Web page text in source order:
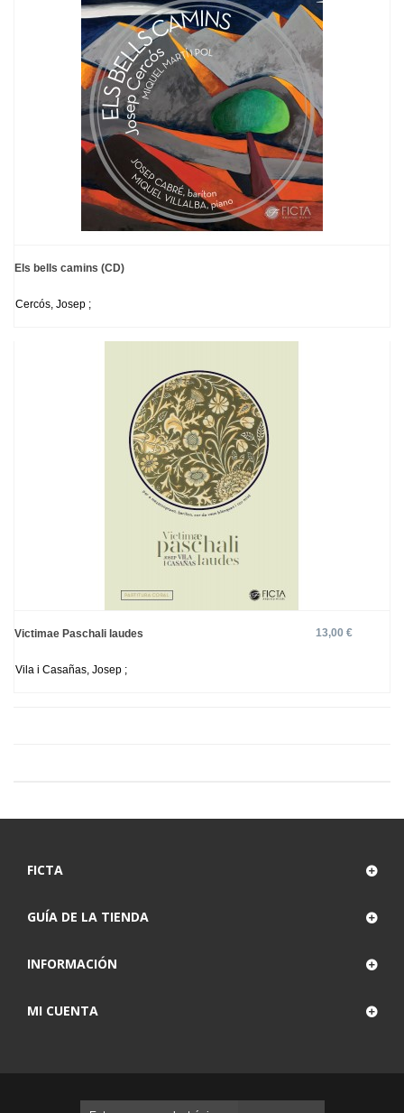
Els bells camins (CD)
Cercós, Josep ;
Victimae Paschali laudes 13,00 €
Vila i Casañas, Josep ;
FICTA
GUÍA DE LA TIENDA
INFORMACIÓN
MI CUENTA